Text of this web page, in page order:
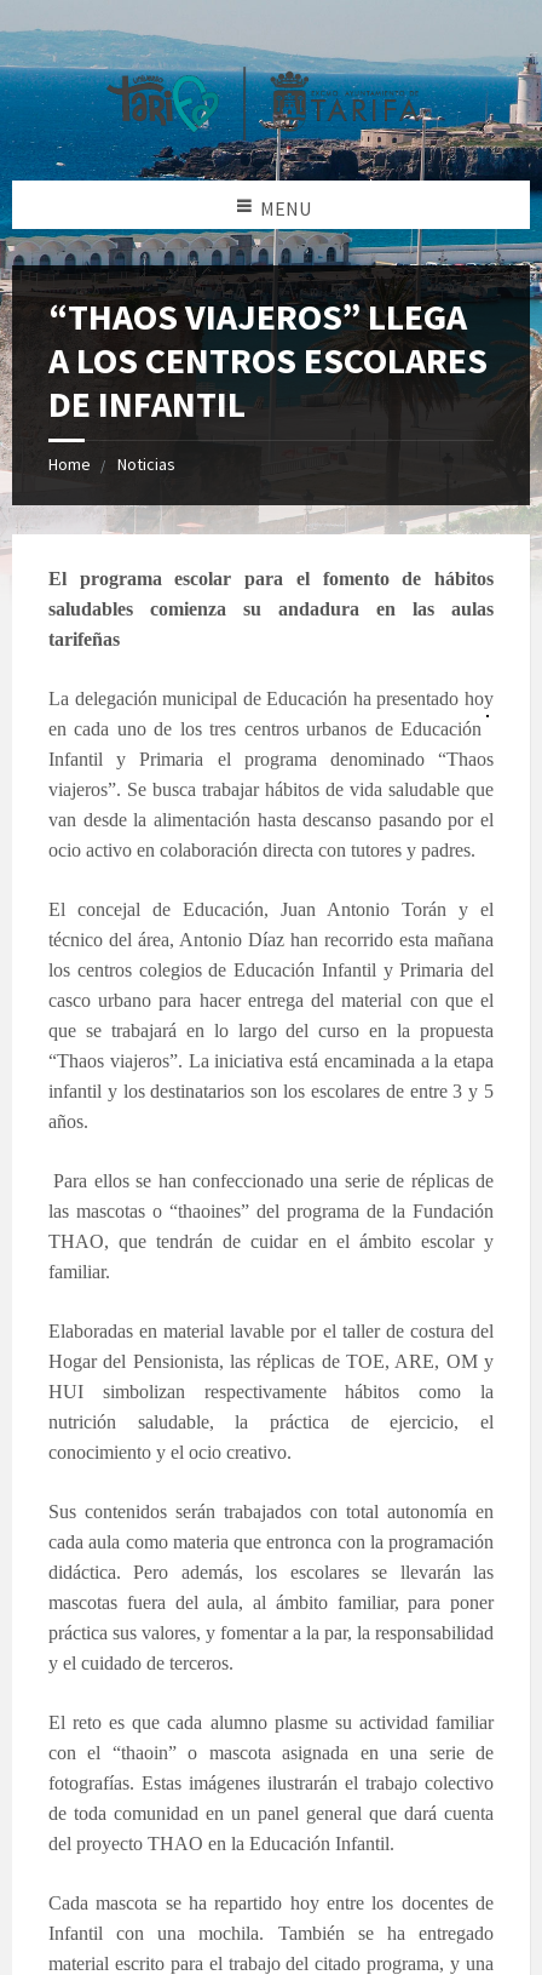
MENU
“THAOS VIAJEROS” LLEGA
A LOS CENTROS ESCOLARES
DE INFANTIL
Home Noticias
El programa escolar para el fomento de hábitos
saludables comienza su andadura en las aulas
tarifeñas
La delegación municipal de Educación ha presentado hoy
en cada uno de los tres centros urbanos de Educación
Infantil y Primaria el programa denominado “Thaos
viajeros”. Se busca trabajar hábitos de vida saludable que
van desde la alimentación hasta descanso pasando por el
ocio activo en colaboración directa con tutores y padres.
El concejal de Educación, Juan Antonio Torán y el
técnico del área, Antonio Díaz han recorrido esta mañana
los centros colegios de Educación Infantil y Primaria del
casco urbano para hacer entrega del material con que el
que se trabajará en lo largo del curso en la propuesta
“Thaos viajeros”. La iniciativa está encaminada a la etapa
infantil y los destinatarios son los escolares de entre 3 y 5
años.
Para ellos se han confeccionado una serie de réplicas de
las mascotas o “thaoines” del programa de la Fundación
THAO, que tendrán de cuidar en el ámbito escolar y
familiar.
Elaboradas en material lavable por el taller de costura del
Hogar del Pensionista, las réplicas de TOE, ARE, OM y
HUI simbolizan respectivamente hábitos como la
nutrición saludable, la práctica de ejercicio, el
conocimiento y el ocio creativo.
Sus contenidos serán trabajados con total autonomía en
cada aula como materia que entronca con la programación
didáctica. Pero además, los escolares se llevarán las
mascotas fuera del aula, al ámbito familiar, para poner
práctica sus valores, y fomentar a la par, la responsabilidad
y el cuidado de terceros.
El reto es que cada alumno plasme su actividad familiar
con el “thaoin” o mascota asignada en una serie de
fotografías. Estas imágenes ilustrarán el trabajo colectivo
de toda comunidad en un panel general que dará cuenta
del proyecto THAO en la Educación Infantil.
Cada mascota se ha repartido hoy entre los docentes de
Infantil con una mochila. También se ha entregado
material escrito para el trabajo del citado programa, y una